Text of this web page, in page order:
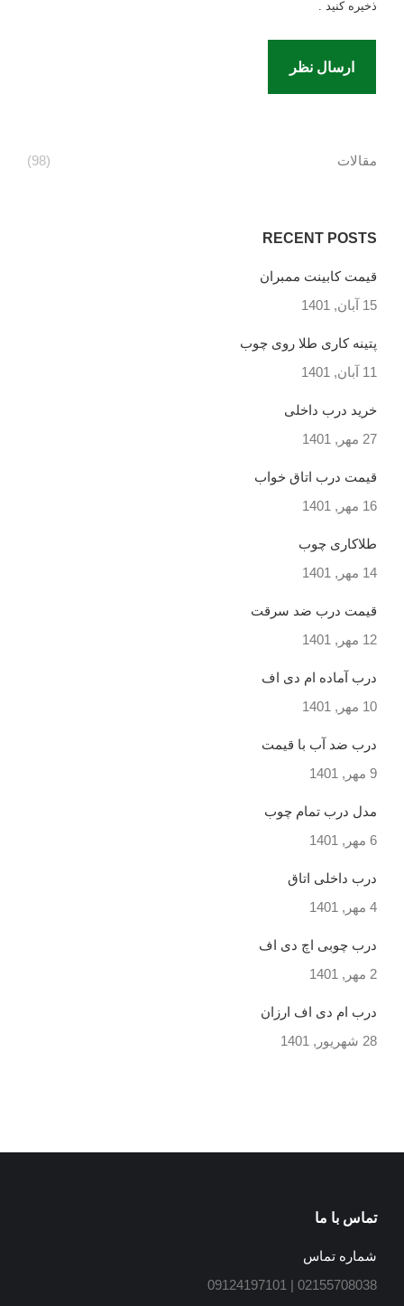
ذخیره کنید .
ارسال نظر
مقالات (98)
RECENT POSTS
قیمت کابینت ممبران
15 آبان, 1401
پتینه کاری طلا روی چوب
11 آبان, 1401
خرید درب داخلی
27 مهر, 1401
قیمت درب اتاق خواب
16 مهر, 1401
طلاکاری چوب
14 مهر, 1401
قیمت درب ضد سرقت
12 مهر, 1401
درب آماده ام دی اف
10 مهر, 1401
درب ضد آب با قیمت
9 مهر, 1401
مدل درب تمام چوب
6 مهر, 1401
درب داخلی اتاق
4 مهر, 1401
درب چوبی اچ دی اف
2 مهر, 1401
درب ام دی اف ارزان
28 شهریور, 1401
تماس با ما
شماره تماس
02155708038 | 09124197101